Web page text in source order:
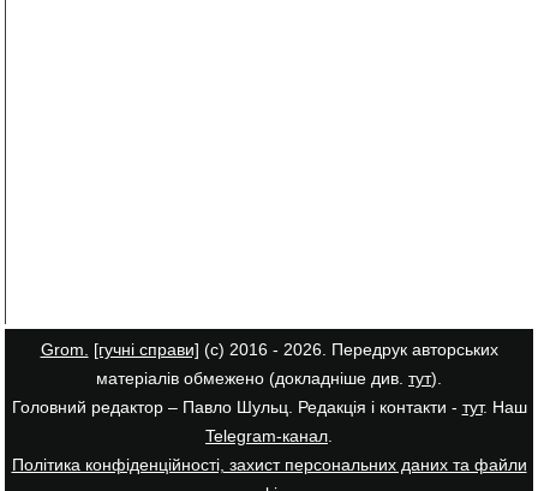
Grom. [гучні справи] (с) 2016 - 2026. Передрук авторських
матеріалів обмежено (докладніше див. тут).
Головний редактор – Павло Шульц. Редакція і контакти - тут. Наш
Telegram-канал.
Політика конфіденційності, захист персональних даних та файли